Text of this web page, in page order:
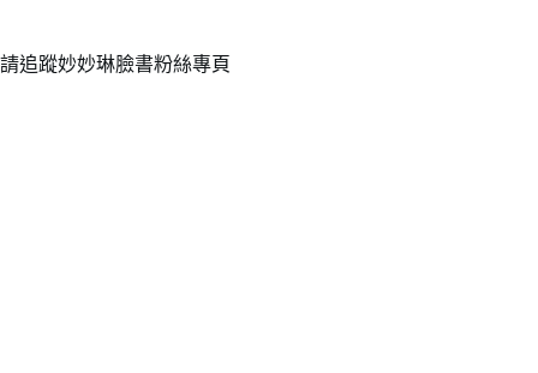
請追蹤妙妙琳臉書粉絲專頁